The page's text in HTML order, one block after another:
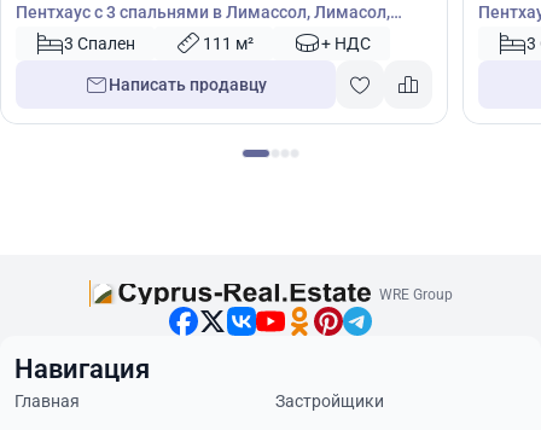
Пентхаус с 3 спальнями в Лимассол, Лимасол,
Кипр № 44713
3 Спален 111 м² + НДС
Написать продавцу
Кипр3
WRE Group
Навигация
Главная
Застройщики